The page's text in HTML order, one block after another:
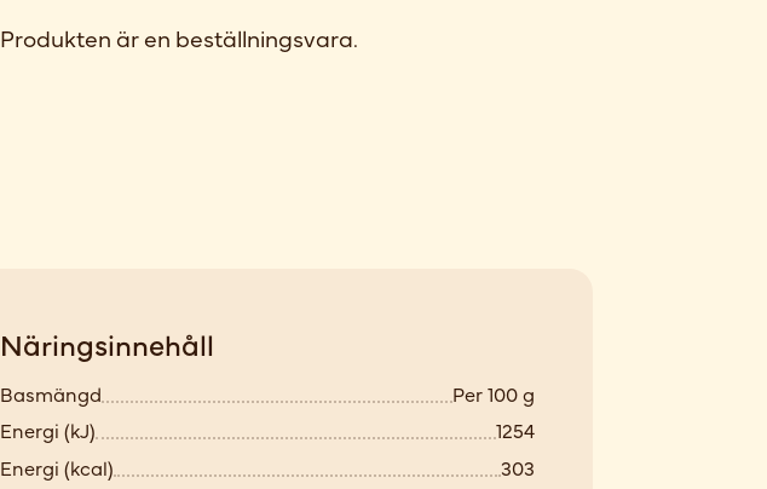
Produkten är en beställningsvara.
Näringsinnehåll
Basmängd
Per 100 g
Energi (kJ)
1254
Energi (kcal)
303